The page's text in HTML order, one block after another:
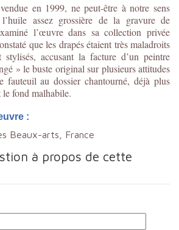
en 1999, ne peut-être à notre sens
assez grossière de la gravure de
l’œuvre dans sa collection privée
que les drapés étaient très maladroits
accusant la facture d’un peintre
» le buste original sur plusieurs attitudes
fauteuil au dossier chantourné, déjà plus
le fond malhabile.
:
Beaux-arts, France
à propos de cette